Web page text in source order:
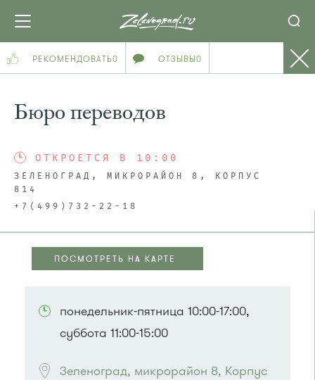
РЕКОМЕНДОВАТЬ0 ОТЗЫВЫ0
Бюро переводов
ОТКРОЕТСЯ В 10:00
ЗЕЛЕНОГРАД, МИКРОРАЙОН 8, КОРПУС
814
+7(499)732-22-18
ПОСМОТРЕТЬ НА КАРТЕ
понедельник-пятница 10:00-17:00,
суббота 11:00-15:00
Зеленоград, микрорайон 8, Корпус